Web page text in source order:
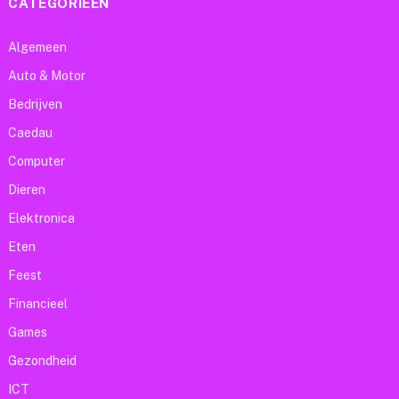
Algemeen
Auto & Motor
Bedrijven
Caedau
Computer
Dieren
Elektronica
Eten
Feest
Financieel
Games
Gezondheid
ICT